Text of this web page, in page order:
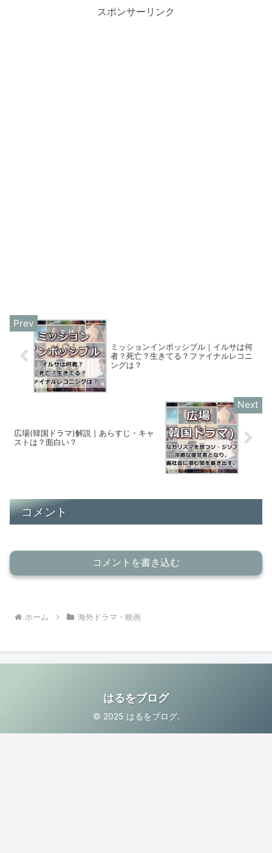
スポンサーリンク
ミッションインポッシブル｜イルサは何
者？死亡？生きてる？ファイナルレコニ
ングは？
広場(韓国ドラマ)解説｜あらすじ・キャ
ストは？面白い？
コメント
コメントを書き込む
ホーム 海外ドラマ・映画
はるをブログ
© 2025 はるをブログ.